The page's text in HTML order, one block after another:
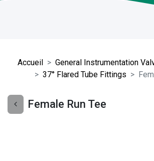
Accueil
General Instrumentation
37° Flared Tube Fittings
Female Run Tee